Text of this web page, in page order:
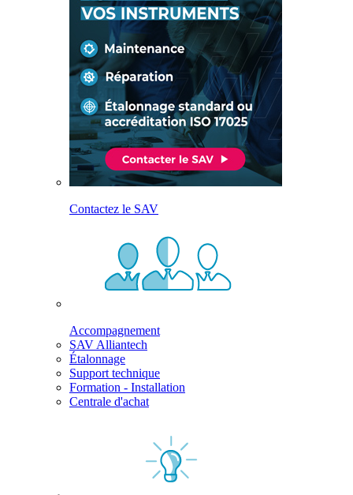
Contactez le SAV
Accompagnement
SAV Alliantech
Étalonnage
Support technique
Formation - Installation
Centrale d'achat